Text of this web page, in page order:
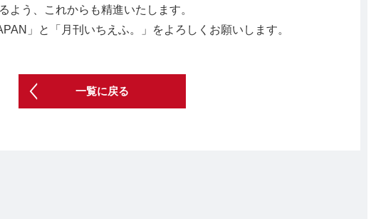
よう、これからも精進いたします。
」と「月刊いちえふ。」をよろしくお願いします。
一覧に戻る